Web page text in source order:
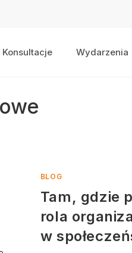
Konsultacje Wydarzenia
BLOG
Tam, gdzie
rola
w